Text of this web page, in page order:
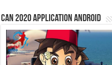
CAN 2020 Application Android